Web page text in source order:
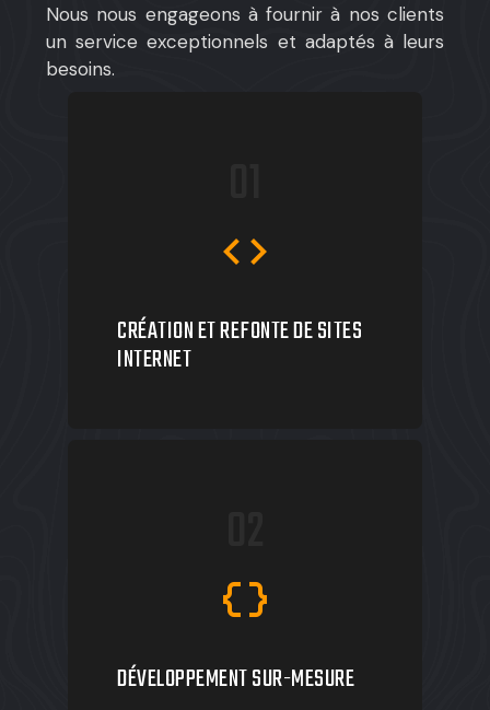
Nous nous engageons à fournir à nos clients
un service exceptionnels et adaptés à leurs
besoins.
code
CRÉATION ET REFONTE DE SITES
INTERNET
data_object
DÉVELOPPEMENT SUR-MESURE